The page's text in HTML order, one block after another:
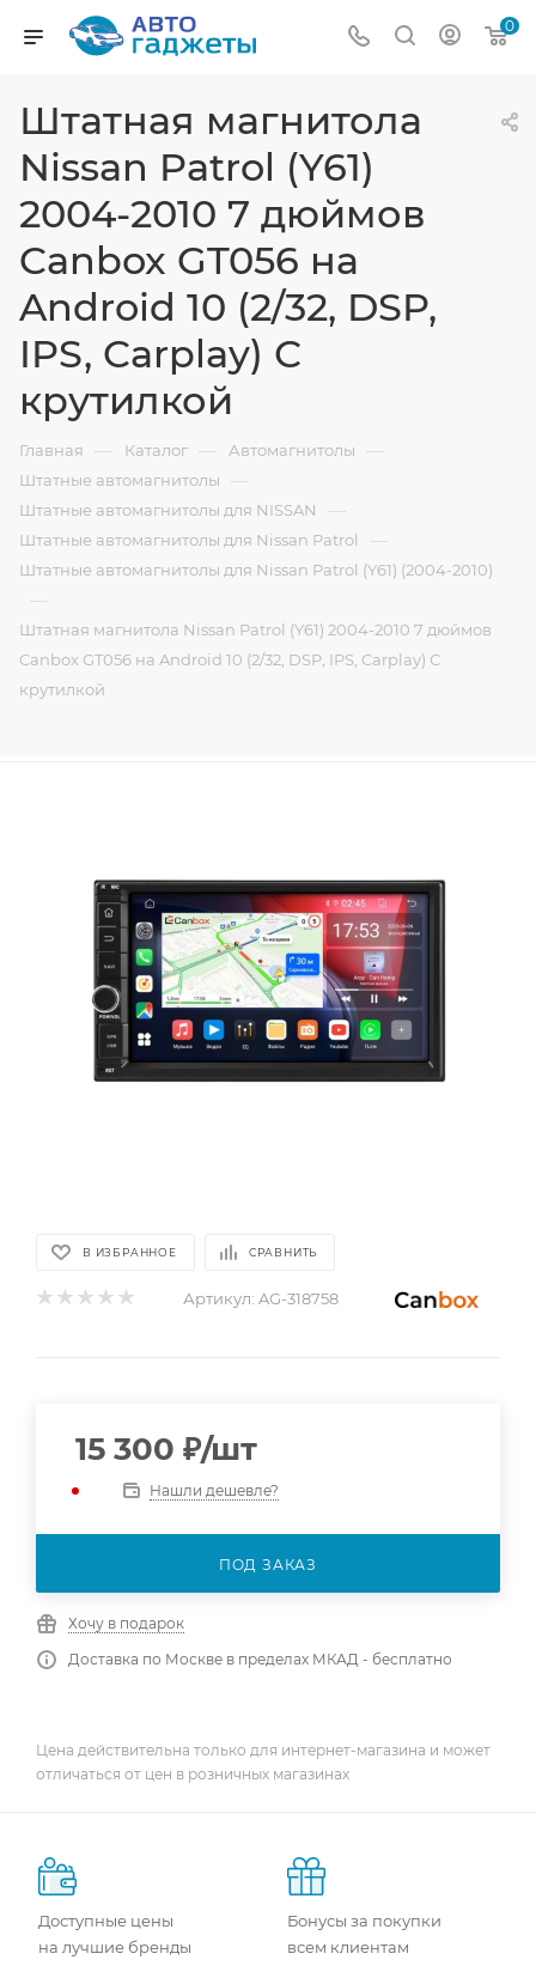
0
Штатная магнитола
Nissan Patrol (Y61)
2004-2010 7 дюймов
Canbox GT056 на
Android 10 (2/32, DSP,
IPS, Carplay) С
крутилкой
Главная — Каталог — Автомагнитолы —
Штатные автомагнитолы —
Штатные автомагнитолы для NISSAN —
Штатные автомагнитолы для Nissan Patrol —
Штатные автомагнитолы для Nissan Patrol (Y61) (2004-2010)
—
Штатная магнитола Nissan Patrol (Y61) 2004-2010 7 дюймов
Canbox GT056 на Android 10 (2/32, DSP, IPS, Carplay) С
крутилкой
В ИЗБРАННОЕ СРАВНИТЬ
Артикул: AG-318758
15 300 ₽/шт
Нашли дешевле?
ПОД ЗАКАЗ
Хочу в подарок
Доставка по Москве в пределах МКАД - бесплатно
Цена действительна только для интернет-магазина и может
отличаться от цен в розничных магазинах
Доступные цены
на лучшие бренды
Бонусы за покупки
всем клиентам